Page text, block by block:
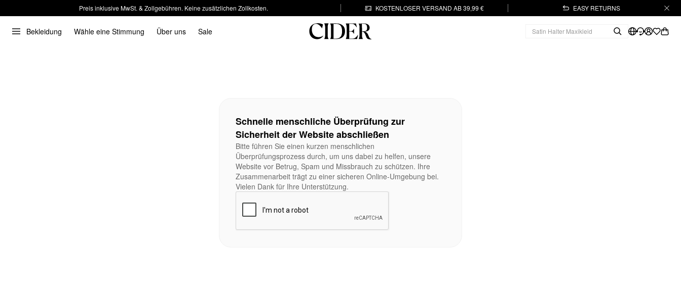
Preis inklusive MwSt. & Zollgebühren. Keine zusätzlichen Zollkosten. KOSTENLOSER VERSAND AB 39,99 € EASY RETURNS
Bekleidung Wähle eine Stimmung Über uns Sale
Schnelle menschliche Überprüfung zur
Sicherheit der Website abschließen
Bitte führen Sie einen kurzen menschlichen
Überprüfungsprozess durch, um uns dabei zu helfen, unsere
Website vor Betrug, Spam und Missbrauch zu schützen. Ihre
Zusammenarbeit trägt zu einer sicheren Online-Umgebung bei.
Vielen Dank für Ihre Unterstützung.